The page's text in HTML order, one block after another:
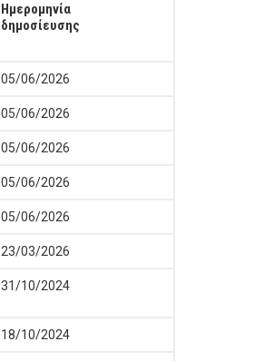
Ημερομηνία
δημοσίευσης
05/06/2026
05/06/2026
05/06/2026
05/06/2026
05/06/2026
23/03/2026
31/10/2024
18/10/2024